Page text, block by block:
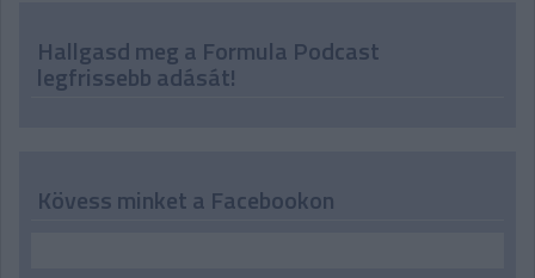
Hallgasd meg a Formula Podcast
legfrissebb adását!
Kövess minket a Facebookon